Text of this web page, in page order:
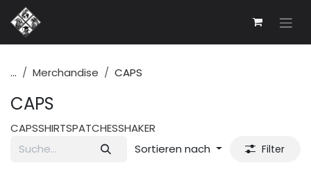
Zum Inhalt springen
... Merchandise CAPS
CAPS
CAPSSHIRTSPATCHESSHAKER
Sortieren nach
Filter